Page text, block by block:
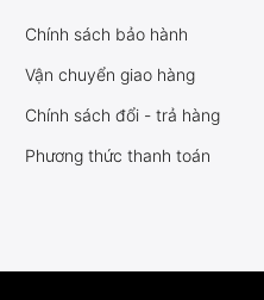
Chính sách bảo hành
Vận chuyển giao hàng
Chính sách đổi - trả hàng
Phương thức thanh toán